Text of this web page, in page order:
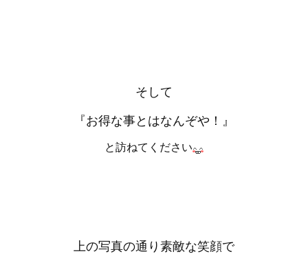
そして
『お得な事とはなんぞや！』
と訪ねてください
上の写真の通り素敵な笑顔で